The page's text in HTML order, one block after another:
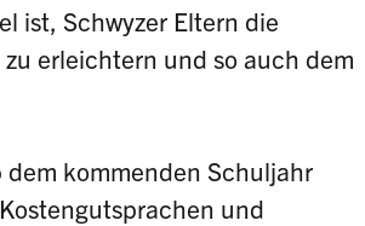
ist, Schwyzer Eltern die
erleichtern und so auch dem
kommenden Schuljahr
und